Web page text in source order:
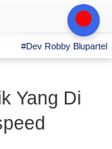
#Dev Robby Blupartel
Yang Di